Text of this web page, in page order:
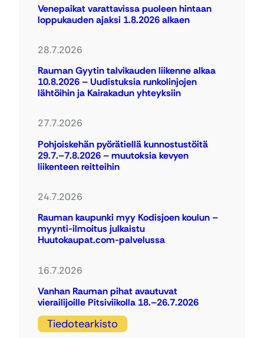
Venepaikat varattavissa puoleen hintaan
loppukauden ajaksi 1.8.2026 alkaen
28.7.2026
Rauman Gyytin talvikauden liikenne alkaa
10.8.2026 – Uudistuksia runkolinjojen
lähtöihin ja Kairakadun yhteyksiin
27.7.2026
Pohjoiskehän pyörätiellä kunnostustöitä
29.7.–7.8.2026 – muutoksia kevyen
liikenteen reitteihin
24.7.2026
Rauman kaupunki myy Kodisjoen koulun –
myynti-ilmoitus julkaistu
Huutokaupat.com-palvelussa
16.7.2026
Vanhan Rauman pihat avautuvat
vierailijoille Pitsiviikolla 18.–26.7.2026
Tiedotearkisto